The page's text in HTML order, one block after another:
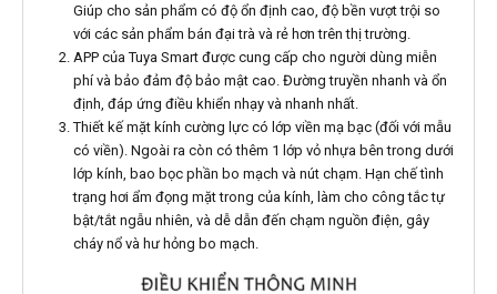
Giúp cho sản phẩm có độ ổn định cao, độ bền vượt trội so
với các sản phẩm bán đại trà và rẻ hơn trên thị trường.
APP của Tuya Smart được cung cấp cho người dùng miễn
phí và bảo đảm độ bảo mật cao. Đường truyền nhanh và ổn
định, đáp ứng điều khiển nhạy và nhanh nhất.
Thiết kế mặt kính cường lực có lớp viền mạ bạc (đối với mẫu
có viền). Ngoài ra còn có thêm 1 lớp vỏ nhựa bên trong dưới
lớp kính, bao bọc phần bo mạch và nút chạm. Hạn chế tình
trạng hơi ẩm đọng mặt trong của kính, làm cho công tắc tự
bật/tắt ngẫu nhiên, và dễ dẫn đến chạm nguồn điện, gây
cháy nổ và hư hỏng bo mạch.